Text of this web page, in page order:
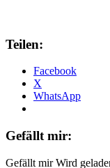
Teilen:
Facebook
X
WhatsApp
Gefällt mir:
Gefällt mir Wird